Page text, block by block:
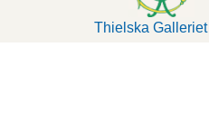
Thielska Galleriet